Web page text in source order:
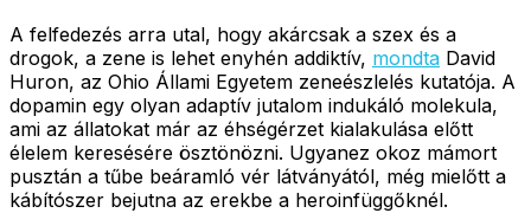
A felfedezés arra utal, hogy akárcsak a szex és a
drogok, a zene is lehet enyhén addiktív, mondta David
Huron, az Ohio Állami Egyetem zeneészlelés kutatója. A
dopamin egy olyan adaptív jutalom indukáló molekula,
ami az állatokat már az éhségérzet kialakulása előtt
élelem keresésére ösztönözni. Ugyanez okoz mámort
pusztán a tűbe beáramló vér látványától, még mielőtt a
kábítószer bejutna az erekbe a heroinfüggőknél.